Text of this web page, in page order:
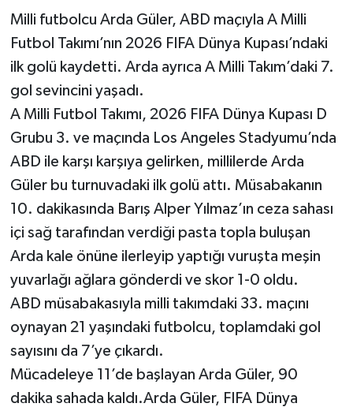
Milli futbolcu Arda Güler, ABD maçıyla A Milli
Futbol Takımı’nın 2026 FIFA Dünya Kupası’ndaki
ilk golü kaydetti. Arda ayrıca A Milli Takım’daki 7.
gol sevincini yaşadı.
A Milli Futbol Takımı, 2026 FIFA Dünya Kupası D
Grubu 3. ve maçında Los Angeles Stadyumu’nda
ABD ile karşı karşıya gelirken, millilerde Arda
Güler bu turnuvadaki ilk golü attı. Müsabakanın
10. dakikasında Barış Alper Yılmaz’ın ceza sahası
içi sağ tarafından verdiği pasta topla buluşan
Arda kale önüne ilerleyip yaptığı vuruşta meşin
yuvarlağı ağlara gönderdi ve skor 1-0 oldu.
ABD müsabakasıyla milli takımdaki 33. maçını
oynayan 21 yaşındaki futbolcu, toplamdaki gol
sayısını da 7’ye çıkardı.
Mücadeleye 11’de başlayan Arda Güler, 90
dakika sahada kaldı.Arda Güler, FIFA Dünya